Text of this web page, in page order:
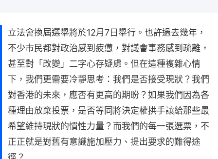
立法會換屆選舉將於12月7日舉行。也許過去幾年，
不少市民都對政治感到疲憊，對議會事務感到疏離，
甚至對「改變」二字心存疑慮。但在這種複雜心情
下，我們更需要冷靜思考：我們是否接受現狀？我們
對香港的未來，應否有更高的期盼？如果我們因為各
種理由放棄投票，是否等同將決定權拱手讓給那些最
希望維持現狀的慣性力量？而我們的每一張選票，不
正正就是對舊有意識施加壓力、提出要求的難得途